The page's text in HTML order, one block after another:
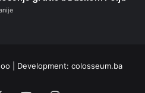
| Development: colosseum.ba